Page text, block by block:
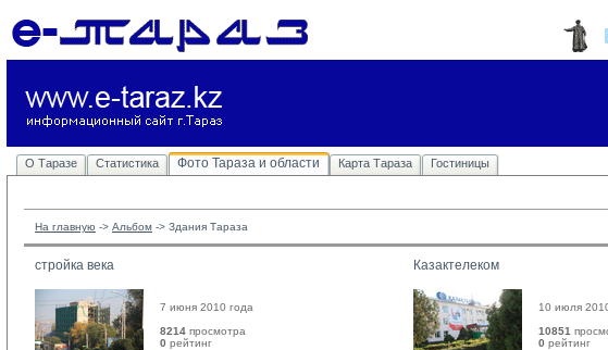
О Таразе Статистика Фото Тараза и области Карта Тараза Гостиницы
На главную -> Альбом -> Здания Тараза
стройка века
7 июня 2010 года
8214 просмотра
0 рейтинг
Казактелеком
10 июля
10851
0 рейтинг